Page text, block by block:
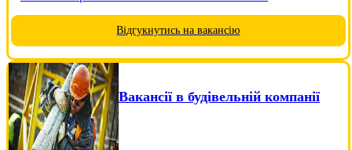
сортування, сканування товару, збір врожаю....
Відгукнутись на вакансію
Вакансії в будівельній компанії